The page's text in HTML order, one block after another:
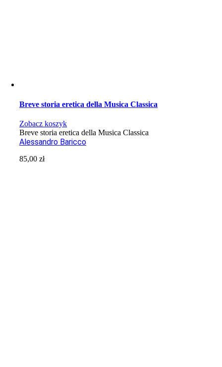
Breve storia eretica della Musica Classica
Zobacz koszyk
Breve storia eretica della Musica Classica
Alessandro Baricco
85,00zł